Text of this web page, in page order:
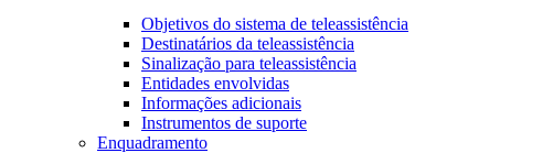
Objetivos do sistema de teleassistência
Destinatários da teleassistência
Sinalização para teleassistência
Entidades envolvidas
Informações adicionais
Instrumentos de suporte
Enquadramento